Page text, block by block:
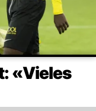
«Vieles